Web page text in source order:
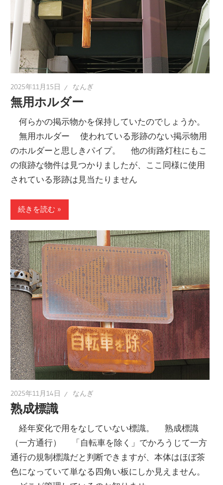
2025年11月15日 なんぎ
無用ホルダー
何らかの掲示物かを保持していたのでしょうか。
無用ホルダー 使われている形跡のない掲示物用
のホルダーと思しきパイプ。 他の街路灯柱にもこ
の痕跡な物件は見つかりましたが、ここ同様に使用
されている形跡は見当たりません
続きを読む
2025年11月14日 なんぎ
熟成標識
経年変化で用をなしていない標識。 熟成標識
（一方通行） 「自転車を除く」でかろうじて一方
通行の規制標識だと判断できますが、本体はほぼ茶
色になっていて単なる四角い板にしか見えません。